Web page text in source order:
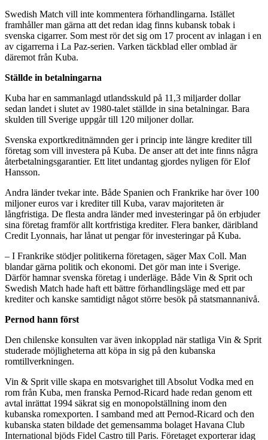
Swedish Match vill inte kommentera förhandlingarna. Istället
framhåller man gärna att det redan idag finns kubansk tobak i
svenska cigarrer. Som mest rör det sig om 17 procent av inlagan i en
av cigarrerna i La Paz-serien. Varken täckblad eller omblad är
däremot från Kuba.
Ställde in betalningarna
Kuba har en sammanlagd utlandsskuld på 11,3 miljarder dollar
sedan landet i slutet av 1980-talet ställde in sina betalningar. Bara
skulden till Sverige uppgår till 120 miljoner dollar.
Svenska exportkreditnämnden ger i princip inte längre krediter till
företag som vill investera på Kuba. De anser att det inte finns några
återbetalningsgarantier. Ett litet undantag gjordes nyligen för Elof
Hansson.
Andra länder tvekar inte. Både Spanien och Frankrike har över 100
miljoner euros var i krediter till Kuba, varav majoriteten är
långfristiga. De flesta andra länder med investeringar på ön erbjuder
sina företag framför allt kortfristiga krediter. Flera banker, däribland
Credit Lyonnais, har lånat ut pengar för investeringar på Kuba.
– I Frankrike stödjer politikerna företagen, säger Max Coll. Man
blandar gärna politik och ekonomi. Det gör man inte i Sverige.
Därför hamnar svenska företag i underläge. Både Vin & Sprit och
Swedish Match hade haft ett bättre förhandlingsläge med ett par
krediter och kanske samtidigt något större besök på statsmannanivå.
Pernod hann först
Den chilenske konsulten var även inkopplad när statliga Vin & Sprit
studerade möjligheterna att köpa in sig på den kubanska
romtillverkningen.
Vin & Sprit ville skapa en motsvarighet till Absolut Vodka med en
rom från Kuba, men franska Pernod-Ricard hade redan genom ett
avtal inrättat 1994 säkrat sig en monopolställning inom den
kubanska romexporten. I samband med att Pernod-Ricard och den
kubanska staten bildade det gemensamma bolaget Havana Club
International bjöds Fidel Castro till Paris. Företaget exporterar idag